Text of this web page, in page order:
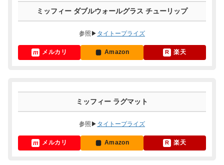
ミッフィー ダブルウォールグラス チューリップ
参照▶ タイトープライズ
メルカリ Amazon 楽天
ミッフィー ラグマット
参照▶ タイトープライズ
メルカリ Amazon 楽天